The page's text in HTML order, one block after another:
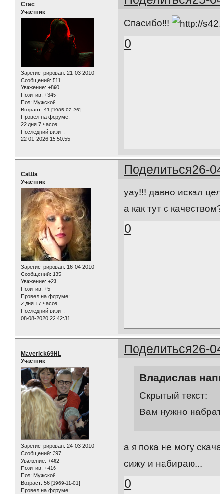
Стас
Участник
Зарегистрирован: 21-03-2010
Сообщений: 511
Уважение: +860
Позитив: +345
Пол: Мужской
Возраст: 41 [1985-02-26]
Провел на форуме:
22 дня 7 часов
Последний визит:
22-01-2026 15:50:55
Спасибо!!!
0
Поделиться26-
СаШа
Участник
Зарегистрирован: 16-04-2010
Сообщений: 135
Уважение: +23
Позитив: +5
Провел на форуме:
2 дня 17 часов
Последний визит:
08-08-2020 22:42:31
уау!!! давно искал
а как тут с
0
Поделиться26-
Maverick69HL
Участник
Зарегистрирован: 24-03-2010
Сообщений: 397
Уважение: +462
Позитив: +416
Пол: Мужской
Возраст: 56 [1969-11-01]
Провел на форуме:
Владислав
Скрытый текст:
Вам нужно
а я пока не могу
сижу и набираю...
0